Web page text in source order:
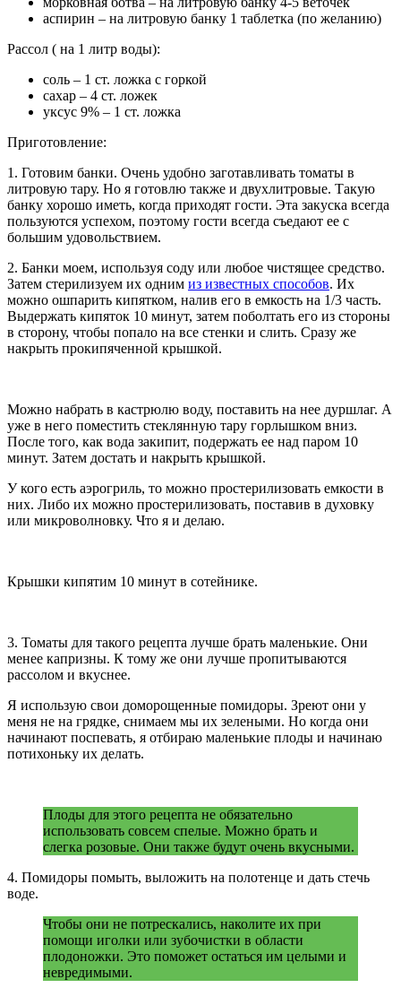
аспирин – на литровую банку 1 таблетка (по желанию)
Рассол ( на 1 литр воды):
соль – 1 ст. ложка с горкой
сахар – 4 ст. ложек
уксус 9% – 1 ст. ложка
Приготовление:
1. Готовим банки. Очень удобно заготавливать томаты в
литровую тару. Но я готовлю также и двухлитровые. Такую
банку хорошо иметь, когда приходят гости. Эта закуска всегда
пользуются успехом, поэтому гости всегда съедают ее с
большим удовольствием.
2. Банки моем, используя соду или любое чистящее средство.
Затем стерилизуем их одним из известных способов. Их
можно ошпарить кипятком, налив его в емкость на 1/3 часть.
Выдержать кипяток 10 минут, затем поболтать его из стороны
в сторону, чтобы попало на все стенки и слить. Сразу же
накрыть прокипяченной крышкой.
Можно набрать в кастрюлю воду, поставить на нее дуршлаг. А
уже в него поместить стеклянную тару горлышком вниз.
После того, как вода закипит, подержать ее над паром 10
минут. Затем достать и накрыть крышкой.
У кого есть аэрогриль, то можно простерилизовать емкости в
них. Либо их можно простерилизовать, поставив в духовку
или микроволновку. Что я и делаю.
Крышки кипятим 10 минут в сотейнике.
3. Томаты для такого рецепта лучше брать маленькие. Они
менее капризны. К тому же они лучше пропитываются
рассолом и вкуснее.
Я использую свои доморощенные помидоры. Зреют они у
меня не на грядке, снимаем мы их зелеными. Но когда они
начинают поспевать, я отбираю маленькие плоды и начинаю
потихоньку их делать.
Плоды для этого рецепта не обязательно
использовать совсем спелые. Можно брать и
слегка розовые. Они также будут очень вкусными.
4. Помидоры помыть, выложить на полотенце и дать стечь
воде.
Чтобы они не потрескались, наколите их при
помощи иголки или зубочистки в области
плодоножки. Это поможет остаться им целыми и
невредимыми.